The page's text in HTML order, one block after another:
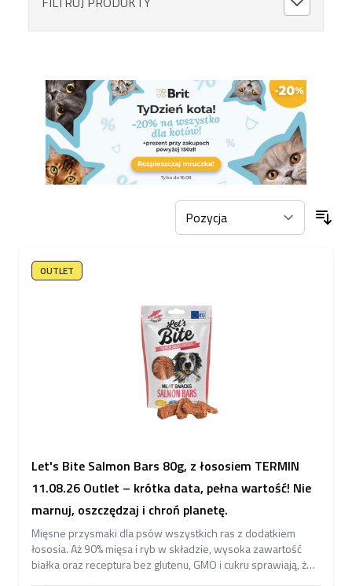
Let's Bite Salmon Bars 80g, z łososiem TERMIN
11.08.26 Outlet – krótka data, pełna wartość! Nie
marnuj, oszczędzaj i chroń planetę.
Mięsne przysmaki dla psów wszystkich ras z dodatkiem
łososia. Aż 90% mięsa i ryb w składzie, wysoka zawartość
białka oraz receptura bez glutenu, GMO i cukru sprawiają, że
OUTLET